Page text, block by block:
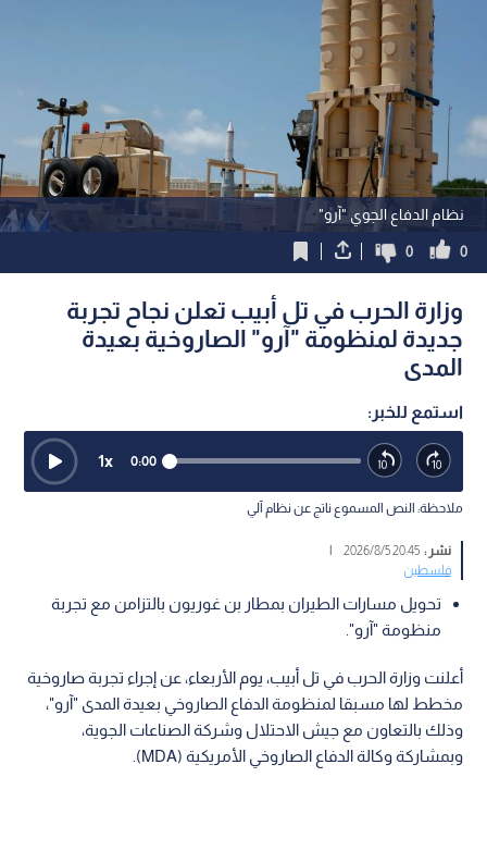
نظام الدفاع الجوي "آرو"
0
0
وزارة الحرب في تل أبيب تعلن نجاح تجربة
جديدة لمنظومة "آرو" الصاروخية بعيدة
المدى
استمع للخبر:
0:00
1x
ملاحظة: النص المسموع ناتج عن نظام آلي
نشر :20:45 2026/8/5
|
فلسطين
تحويل مسارات الطيران بمطار بن غوريون بالتزامن مع تجربة
منظومة "آرو".
أعلنت وزارة الحرب في تل أبيب، يوم الأربعاء، عن إجراء تجربة صاروخية
مخطط لها مسبقا لمنظومة الدفاع الصاروخي بعيدة المدى "آرو"،
وذلك بالتعاون مع جيش الاحتلال وشركة الصناعات الجوية،
وبمشاركة وكالة الدفاع الصاروخي الأمريكية (MDA).